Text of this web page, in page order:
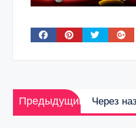
Навигация
по
записям
Предыдущий
запись:
Через